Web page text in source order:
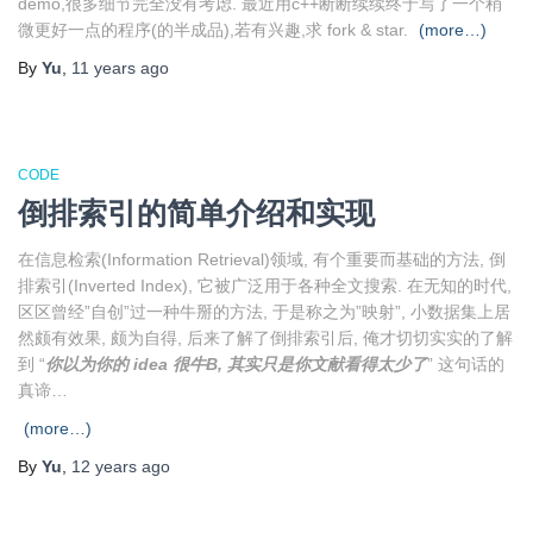
微更好一点的程序(的半成品),若有兴趣,求 fork & star.
(more…)
By Yu 11 years ago
CODE
倒排索引的简单介绍和实现
在信息检索(Information Retrieval)领域, 有个重要而基础的方法, 倒
排索引(Inverted Index), 它被广泛用于各种全文搜索. 在无知的时代,
区区曾经”自创”过一种牛掰的方法, 于是称之为”映射”, 小数据集上居
然颇有效果, 颇为自得, 后来了解了倒排索引后, 俺才切切实实的了解
到 “你以为你的 idea 很牛B, 其实只是你文献看得太少了” 这句话的
真谛…
(more…)
By Yu 12 years ago